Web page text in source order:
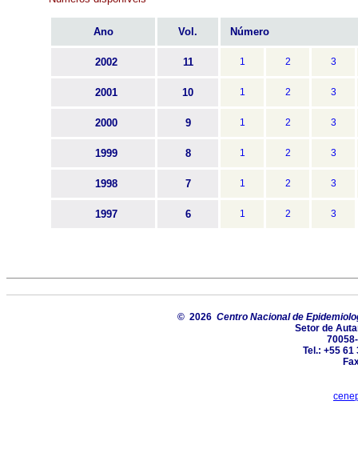
Ano Vol. Número
2002 11 1 2 3
2001 10 1 2 3
2000 9 1 2 3
1999 8 1 2 3
1998 7 1 2 3
1997 6 1 2 3
© 2026 Centro Nacional de
Setor de
Tel.: +55 61